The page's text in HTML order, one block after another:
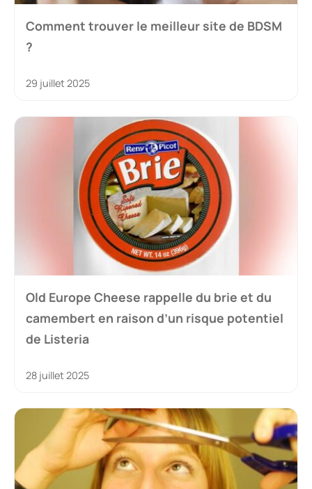
Comment trouver le meilleur site de BDSM
?
29 juillet 2025
Old Europe Cheese rappelle du brie et du
camembert en raison d’un risque potentiel
de Listeria
28 juillet 2025